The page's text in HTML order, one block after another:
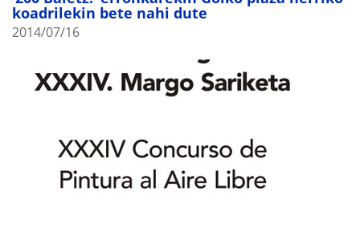
koadrilekin bete nahi dute
2014/07/16